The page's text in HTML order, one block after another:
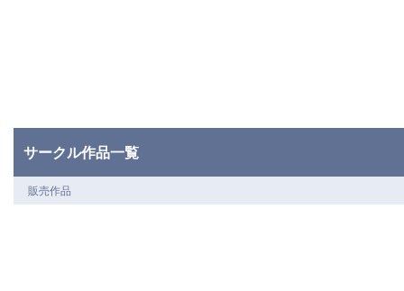
サークル作品一覧
販売作品